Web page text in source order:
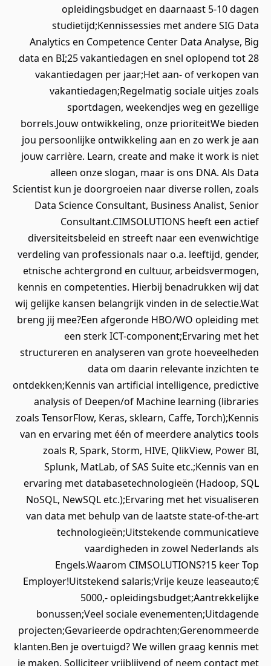
opleidingsbudget en daarnaast 5-10 dagen
studietijd;Kennissessies met andere SIG Data
Analytics en Competence Center Data Analyse, Big
data en BI;25 vakantiedagen en snel oplopend tot 28
vakantiedagen per jaar;Het aan- of verkopen van
vakantiedagen;Regelmatig sociale uitjes zoals
sportdagen, weekendjes weg en gezellige
borrels.Jouw ontwikkeling, onze prioriteitWe bieden
jou persoonlijke ontwikkeling aan en zo werk je aan
jouw carrière. Learn, create and make it work is niet
alleen onze slogan, maar is ons DNA. Als Data
Scientist kun je doorgroeien naar diverse rollen, zoals
Data Science Consultant, Business Analist, Senior
Consultant.CIMSOLUTIONS heeft een actief
diversiteitsbeleid en streeft naar een evenwichtige
verdeling van professionals naar o.a. leeftijd, gender,
etnische achtergrond en cultuur, arbeidsvermogen,
kennis en competenties. Hierbij benadrukken wij dat
wij gelijke kansen belangrijk vinden in de selectie.Wat
breng jij mee?Een afgeronde HBO/WO opleiding met
een sterk ICT-component;Ervaring met het
structureren en analyseren van grote hoeveelheden
data om daarin relevante inzichten te
ontdekken;Kennis van artificial intelligence, predictive
analysis of Deepen/of Machine learning (libraries
zoals TensorFlow, Keras, sklearn, Caffe, Torch);Kennis
van en ervaring met één of meerdere analytics tools
zoals R, Spark, Storm, HIVE, QlikView, Power BI,
Splunk, MatLab, of SAS Suite etc.;Kennis van en
ervaring met databasetechnologieën (Hadoop, SQL
NoSQL, NewSQL etc.);Ervaring met het visualiseren
van data met behulp van de laatste state-of-the-art
technologieën;Uitstekende communicatieve
vaardigheden in zowel Nederlands als
Engels.Waarom CIMSOLUTIONS?15 keer Top
Employer!Uitstekend salaris;Vrije keuze leaseauto;€
5000,- opleidingsbudget;Aantrekkelijke
bonussen;Veel sociale evenementen;Uitdagende
projecten;Gevarieerde opdrachten;Gerenommeerde
klanten.Ben je overtuigd? We willen graag kennis met
je maken. Solliciteer vrijblijvend of neem contact met